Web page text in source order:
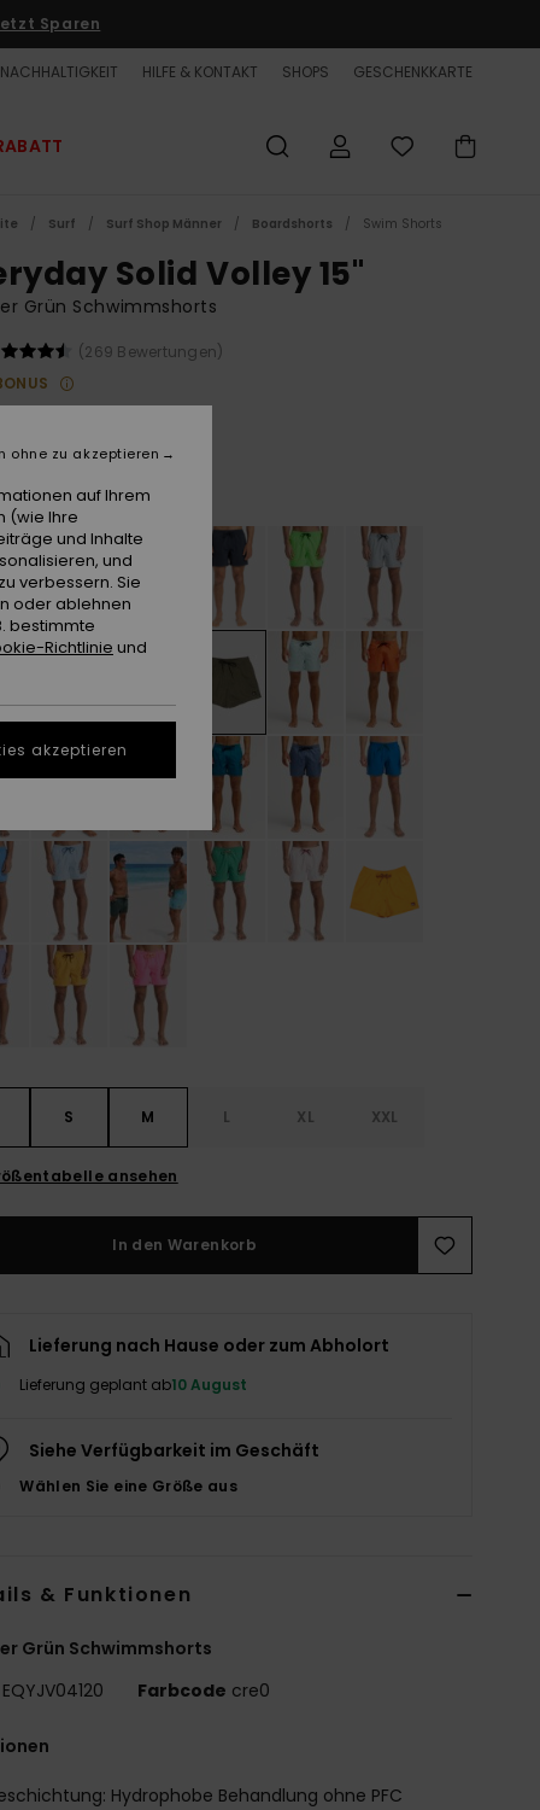
Sparen
NACHHALTIGKEIT HILFE & KONTAKT SHOPS GESCHENKKARTE
Surf Surf Shop Männer Boardshorts Swim Shorts
Solid Volley 15"
Grün Schwimmshorts
(269 Bewertungen)
€
Grape Leaf
S M L XL XXL
ansehen
In den Warenkorb
Lieferung nach Hause oder zum Abholort
Lieferung geplant ab10 August
Siehe Verfügbarkeit im Geschäft
Wählen Sie eine Größe aus
& Funktionen
Grün Schwimmshorts
EQYJV04120 Farbcode cre0
Hydrophobe Behandlung ohne PFC
auf Ihrem
(wie Ihre
und Inhalte
und
verbessern. Sie
oder ablehnen
bestimmte
Richtlinie und
ohne zu akzeptieren
akzeptieren